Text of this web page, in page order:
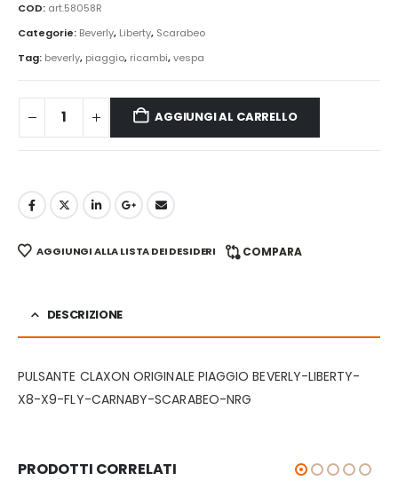
COD: art.58058R
Categorie: Beverly, Liberty, Scarabeo
Tag: beverly, piaggio, ricambi,vespa
AGGIUNGI AL CARRELLO
AGGIUNGI ALLA LISTA DEI DESIDERI COMPARA
DESCRIZIONE
PULSANTE CLAXON ORIGINALE PIAGGIO BEVERLY-LIBERTY-
X8-X9-FLY-CARNABY-SCARABEO-NRG
PRODOTTI CORRELATI